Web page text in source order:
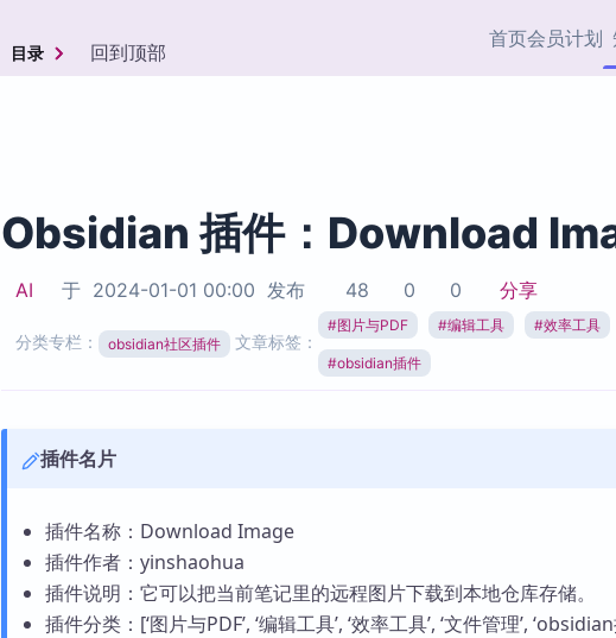
首页会员计划
协作者
热门链
加速访问 Obsidian 官方
市场
Zotero 插件
目录 回到顶部
Obsidian 插件：Download
AI 于 2024-01-01 00:00 发布 48 0 0 分享
分类专栏： obsidian社区插件 文章标签：
#图片与PDF #编辑工具 #效率工具
#obsidian插件
插件名片
插件名称：Download Image
插件作者：yinshaohua
插件说明：它可以把当前笔记里的远程图片下载到本地仓库存储。
插件分类：[‘图片与PDF’, ‘编辑工具’, ‘效率工具’, ‘文件管理’,